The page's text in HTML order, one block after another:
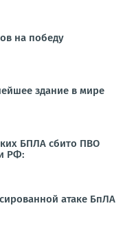
на победу
здание в мире
БПЛА сбито ПВО
РФ:
атаке БпЛА